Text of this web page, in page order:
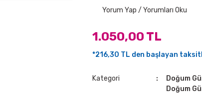
Yorum Yap / Yorumları Oku
1.050,00 TL
*216,30 TL den başlayan
Kategori Doğum
Doğum